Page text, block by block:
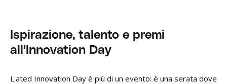
Ispirazione, talento e premi
all'Innovation Day
L'ated Innovation Day è più di un evento: è una serata dove